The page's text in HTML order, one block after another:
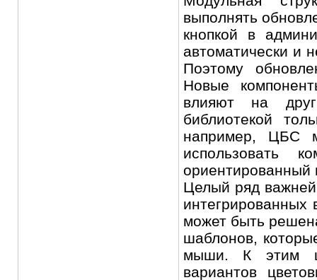
выполнять
кнопкой в
автоматически и
Поэтому
Новые
влияют на
библиотекой
например, ЦБС
использовать
Целый ряд
может быть
шаблонов,
мыши. К этим
вариантов